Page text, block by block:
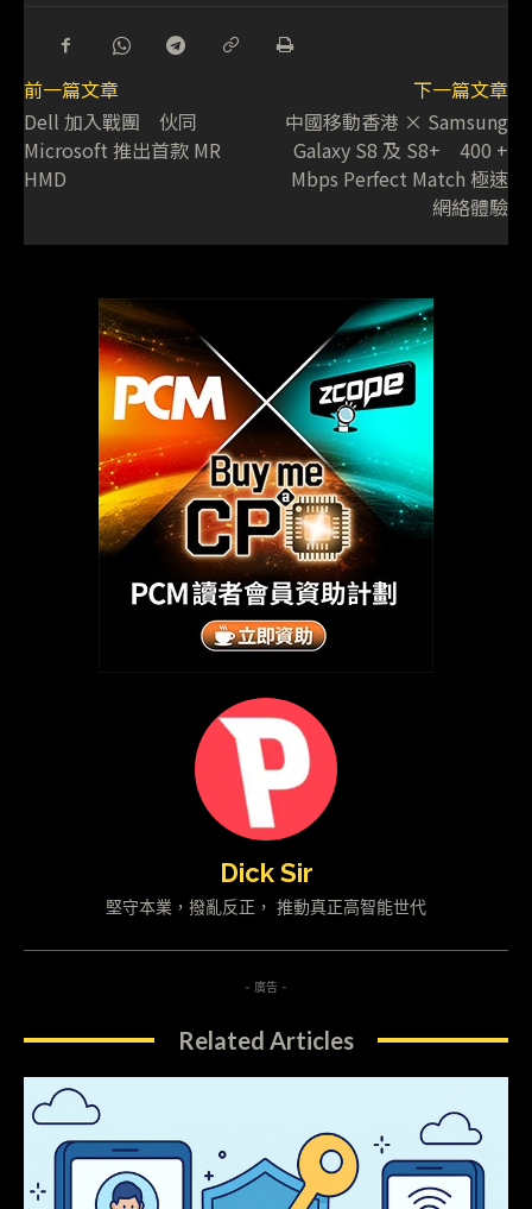
前一篇文章
Dell 加入戰團 伙同
Microsoft 推出首款 MR
HMD
下一篇文章
中國移動香港 × Samsung
Galaxy S8 及 S8+ 400 +
Mbps Perfect Match 極速
網絡體驗
Dick Sir
堅守本業，撥亂反正， 推動真正高智能世代
- 廣告 -
Related Articles